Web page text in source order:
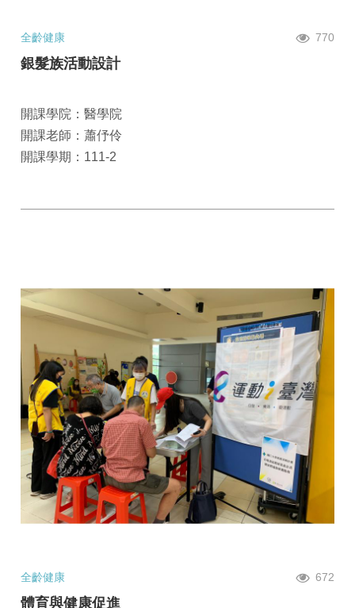
全齡健康 770
銀髮族活動設計
開課學院：醫學院
開課老師：蕭伃伶
開課學期：111-2
全齡健康 672
體育與健康促進